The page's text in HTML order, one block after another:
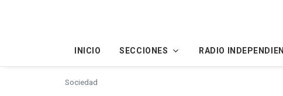
INICIO SECCIONES RADIO
Sociedad